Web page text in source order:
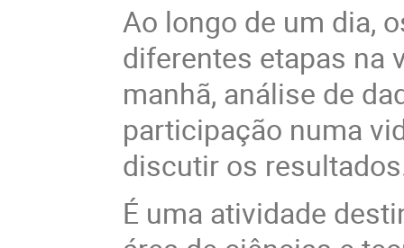
Ao longo de um dia,
diferentes etapas na
manhã, análise de
participação numa
discutir os
É uma atividade